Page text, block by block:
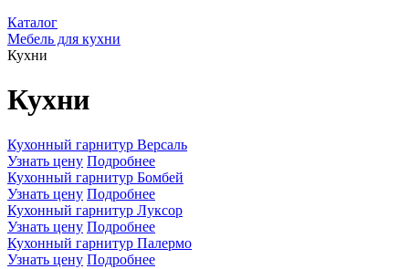
Каталог
Мебель для кухни
Кухни
Кухни
Кухонный гарнитур Версаль
Узнать цену Подробнее
Кухонный гарнитур Бомбей
Узнать цену Подробнее
Кухонный гарнитур Луксор
Узнать цену Подробнее
Кухонный гарнитур Палермо
Узнать цену Подробнее